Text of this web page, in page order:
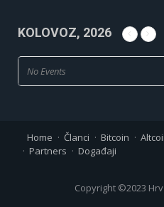
KOLOVOZ, 2026
No Events
Home Članci Bitcoin
Partners
Događaji
Copyright ©2023